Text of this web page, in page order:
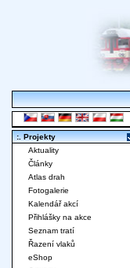
:. Projekty
Aktuality
Články
Atlas drah
Fotogalerie
Kalendář akcí
Přihlášky na akce
Seznam tratí
Řazení vlaků
eShop